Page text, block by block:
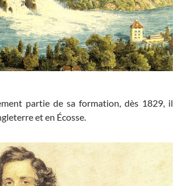
partie de sa formation, dès 1829, il
et en Écosse.